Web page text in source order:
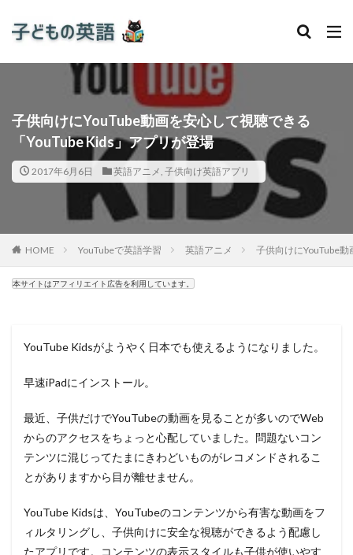
子供向けにYouTube動画を安心して視聴できる
「YouTube Kids」アプリが登場
2017年6月6日 英語アニメ, 子供向け英語アプリ
HOME YouTubeで英語学習 英語アニメ 子供向けにYouTube
本サイトはアフィリエイト広告を利用しています。
YouTube Kidsがようやく日本でも使えるようになりました。
早速iPadにインストール。
最近、子供だけでYouTubeの動画を見ることが多いのでWeb
からのアクセスをちょっと心配していました。問題ないコン
テンツに混じってたまにきわどいものがレコメンドされるこ
とがありますから目が離せません。
YouTube Kidsは、YouTubeのコンテンツから有害な動画をフ
ィルタリングし、子供向けに安全な視聴ができるよう配慮し
たアプリです。コンテンツの表示スタイルも子供が使いやす